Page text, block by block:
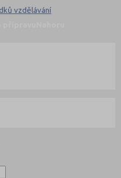
vzdělávání